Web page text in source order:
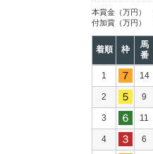
本賞金 （万円）
付加賞 （万円）
着順 枠
馬
番
1 14
2 9
3 11
4 6